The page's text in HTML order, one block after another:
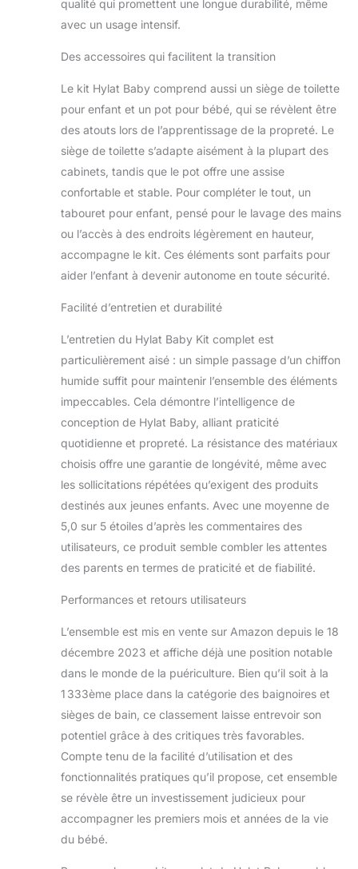
est stable et ne
est munie d'un
spécial et d'un
marquage du
niveau d'eau.
jusqu'au trait
marqué, le bac peut
contenir environ 12
litres. Deux
compartiments
intégrés sont
parfaits pour ranger
les accessoires de
bain. Promouvoir
que les enfants ont
notre marchepied
leur permet
d'atteindre le lavabo
de manière
autonome. Le siège
de toilette aide à
l'entraînement aux
toilettes et facilite la
transition vers les
adultes. Notre pot,
équipé de bandes
en caoutchouc
antidérapantes,
aux filles qu'aux
compte l'anatomie
des deux sexes et
optimale contre les
fuites d'impuretés.
Qualité supérieure
et pratique : tous
fabriqués à partir de
matériaux de qualité
supérieure. Le
plastique est sans
se distingue par sa
qualité qui promettent une longue durabilité, même
avec un usage intensif.
Des accessoires qui facilitent la transition
Le kit Hylat Baby comprend aussi un siège de toilette
pour enfant et un pot pour bébé, qui se révèlent être
des atouts lors de l’apprentissage de la propreté. Le
siège de toilette s’adapte aisément à la plupart des
cabinets, tandis que le pot offre une assise
confortable et stable. Pour compléter le tout, un
tabouret pour enfant, pensé pour le lavage des mains
ou l’accès à des endroits légèrement en hauteur,
accompagne le kit. Ces éléments sont parfaits pour
aider l’enfant à devenir autonome en toute sécurité.
Facilité d’entretien et durabilité
L’entretien du Hylat Baby Kit complet est
particulièrement aisé : un simple passage d’un chiffon
humide suffit pour maintenir l’ensemble des éléments
impeccables. Cela démontre l’intelligence de
conception de Hylat Baby, alliant praticité
quotidienne et propreté. La résistance des matériaux
choisis offre une garantie de longévité, même avec
les sollicitations répétées qu’exigent des produits
destinés aux jeunes enfants. Avec une moyenne de
5,0 sur 5 étoiles d’après les commentaires des
utilisateurs, ce produit semble combler les attentes
des parents en termes de praticité et de fiabilité.
Performances et retours utilisateurs
L’ensemble est mis en vente sur Amazon depuis le 18
décembre 2023 et affiche déjà une position notable
dans le monde de la puériculture. Bien qu’il soit à la
1 333ème place dans la catégorie des baignoires et
sièges de bain, ce classement laisse entrevoir son
potentiel grâce à des critiques très favorables.
Compte tenu de la facilité d’utilisation et des
fonctionnalités pratiques qu’il propose, cet ensemble
se révèle être un investissement judicieux pour
accompagner les premiers mois et années de la vie
du bébé.